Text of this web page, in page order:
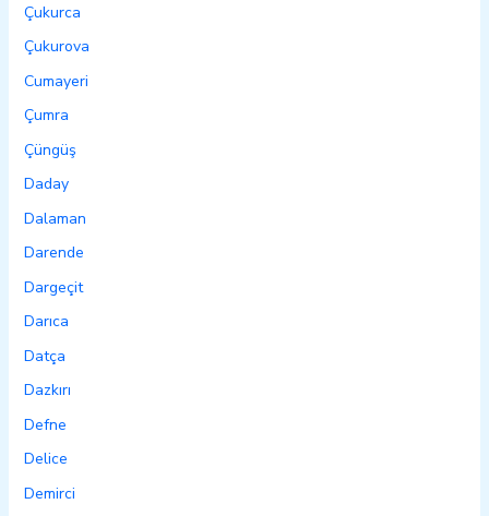
Çukurca
Çukurova
Cumayeri
Çumra
Çüngüş
Daday
Dalaman
Darende
Dargeçit
Darıca
Datça
Dazkırı
Defne
Delice
Demirci